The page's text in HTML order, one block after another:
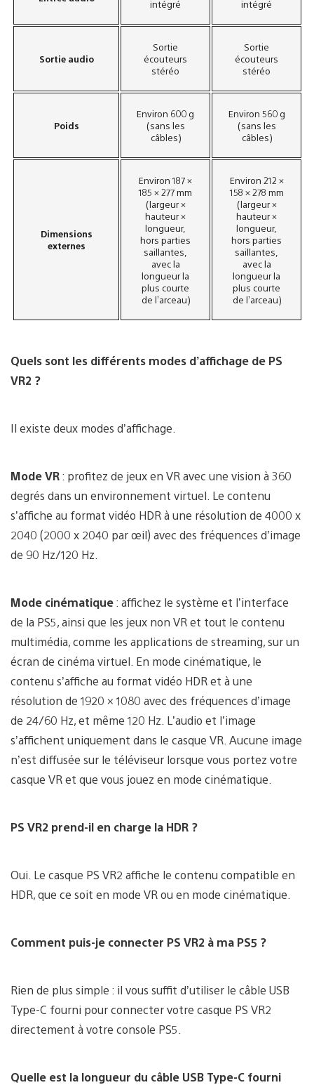
intégré intégré
Sortie audio
Sortie
écouteurs
stéréo
Sortie
écouteurs
stéréo
Poids
Environ 600 g
(sans les
câbles)
Environ 560 g
(sans les
câbles)
Dimensions
externes
Environ 187 ×
185 × 277 mm
(largeur ×
hauteur ×
longueur,
hors parties
saillantes,
avec la
longueur la
plus courte
de l’arceau)
Environ 212 ×
158 × 278 mm
(largeur ×
hauteur ×
longueur,
hors parties
saillantes,
avec la
longueur la
plus courte
de l’arceau)
Quels sont les différents modes d’affichage de PS
VR2 ?
Il existe deux modes d’affichage.
Mode VR: profitez de jeux en VR avec une vision à 360
degrés dans un environnement virtuel. Le contenu
s’affiche au format vidéo HDR à une résolution de 4000 x
2040 (2000 x 2040 par œil) avec des fréquences d’image
de 90 Hz/120 Hz.
Mode cinématique: affichez le système et l’interface
de la PS5, ainsi que les jeux non VR et tout le contenu
multimédia, comme les applications de streaming, sur un
écran de cinéma virtuel. En mode cinématique, le
contenu s’affiche au format vidéo HDR et à une
résolution de 1920 × 1080 avec des fréquences d’image
de 24/60 Hz, et même 120 Hz. L’audio et l’image
s’affichent uniquement dans le casque VR. Aucune image
n’est diffusée sur le téléviseur lorsque vous portez votre
casque VR et que vous jouez en mode cinématique.
PS VR2 prend-il en charge la HDR ?
Oui. Le casque PS VR2 affiche le contenu compatible en
HDR, que ce soit en mode VR ou en mode cinématique.
Comment puis-je connecter PS VR2 à ma PS5 ?
Rien de plus simple : il vous suffit d’utiliser le câble USB
Type-C fourni pour connecter votre casque PS VR2
directement à votre console PS5.
Quelle est la longueur du câble USB Type-C fourni